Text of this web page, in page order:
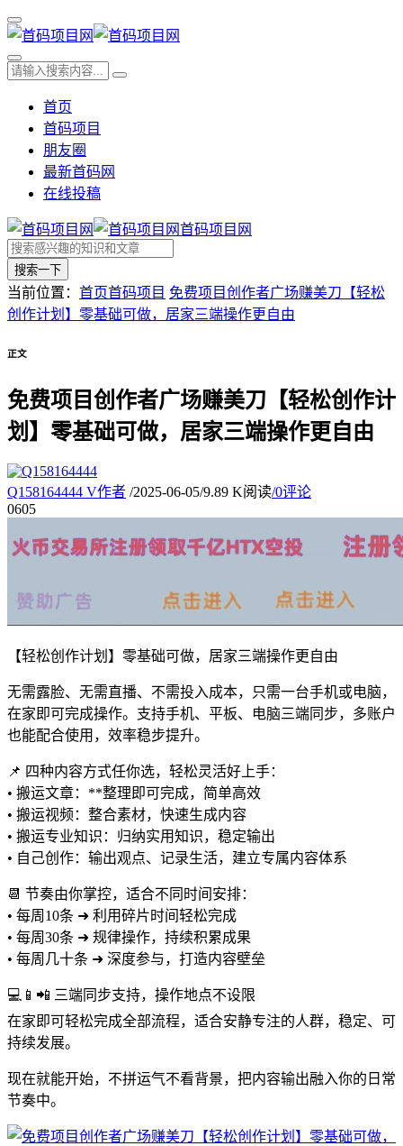
首页
首码项目
朋友圈
最新首码网
在线投稿
首码项目网
搜索一下
当前位置： 首页首码项目 免费项目创作者广场赚美刀【轻松
创作计划】零基础可做，居家三端操作更自由
正文
免费项目创作者广场赚美刀【轻松创作计
划】零基础可做，居家三端操作更自由
Q158164444 V作者 /2025-06-05/9.89 K阅读/0评论
0605
【轻松创作计划】零基础可做，居家三端操作更自由
无需露脸、无需直播、不需投入成本，只需一台手机或电脑，
在家即可完成操作。支持手机、平板、电脑三端同步，多账户
也能配合使用，效率稳步提升。
📌 四种内容方式任你选，轻松灵活好上手：
• 搬运文章：**整理即可完成，简单高效
• 搬运视频：整合素材，快速生成内容
• 搬运专业知识：归纳实用知识，稳定输出
• 自己创作：输出观点、记录生活，建立专属内容体系
📆 节奏由你掌控，适合不同时间安排：
• 每周10条 ➜ 利用碎片时间轻松完成
• 每周30条 ➜ 规律操作，持续积累成果
• 每周几十条 ➜ 深度参与，打造内容壁垒
💻📱📲 三端同步支持，操作地点不设限
在家即可轻松完成全部流程，适合安静专注的人群，稳定、可
持续发展。
现在就能开始，不拼运气不看背景，把内容输出融入你的日常
节奏中。